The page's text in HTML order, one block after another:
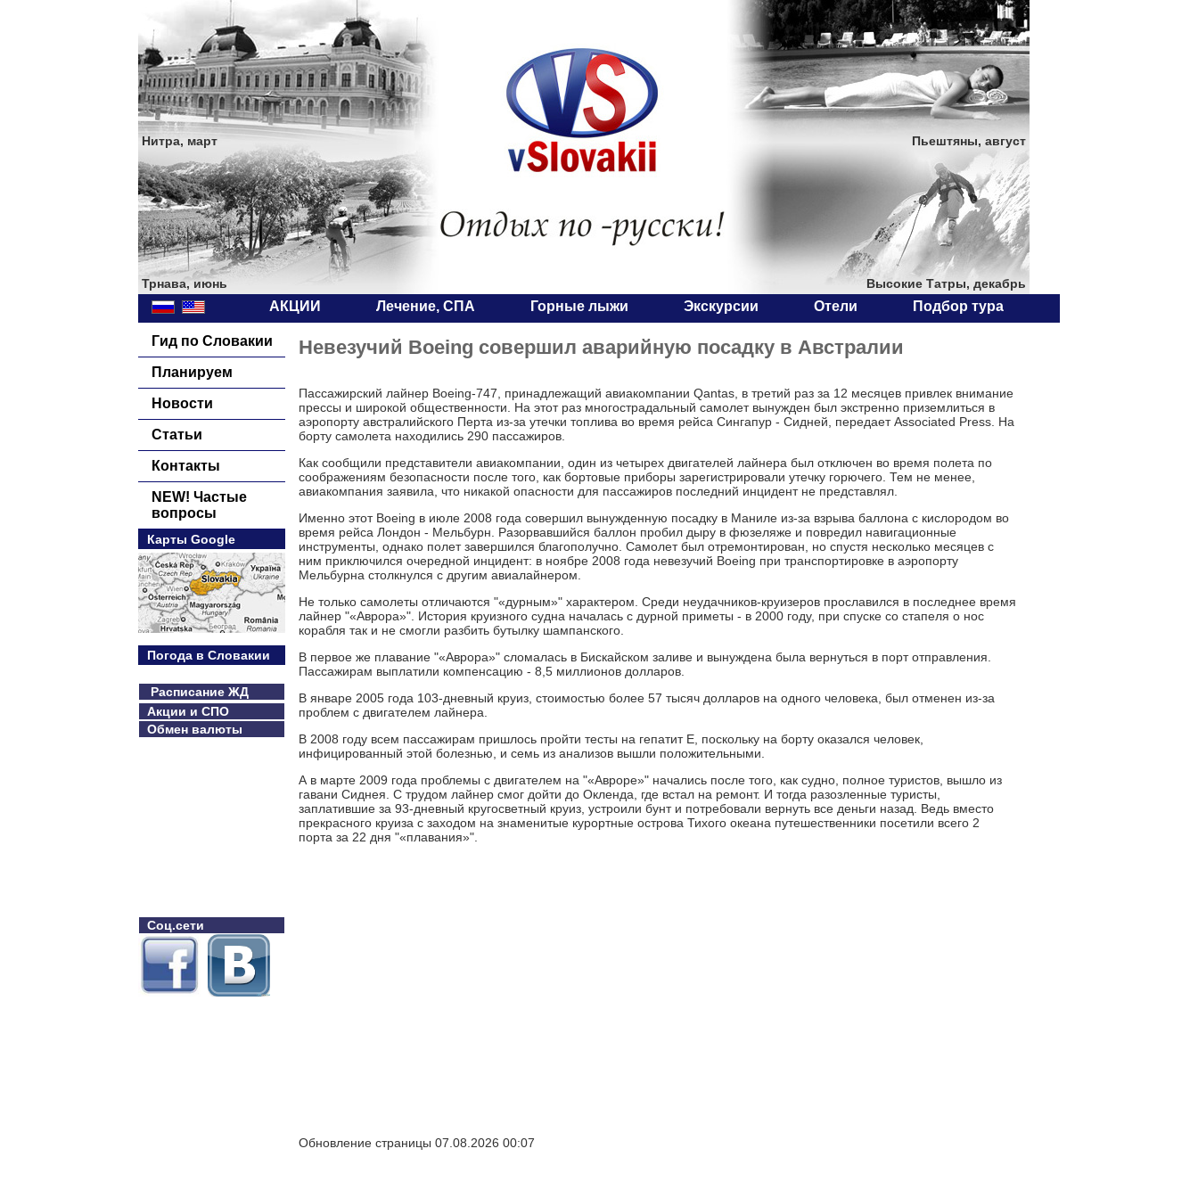
Нитра, март
Трнава, июнь
Пьештяны, август
Высокие Татры, декабрь
АКЦИИ Лечение, СПА Горные лыжи Экскурсии Отели Подбор тура
Гид по Словакии
Планируем
Новости
Статьи
Контакты
NEW! Частые
вопросы
Карты Google
Погода в Словакии
Расписание ЖД
Акции и СПО
Обмен валюты
Соц.сети
Невезучий Boeing совершил аварийную посадку в Австралии
Пассажирский лайнер Boeing-747, принадлежащий авиакомпании Qantas, в третий раз за 12 месяцев привлек внимание
прессы и широкой общественности. На этот раз многострадальный самолет вынужден был экстренно приземлиться в
аэропорту австралийского Перта из-за утечки топлива во время рейса Сингапур - Сидней, передает Associated Press. На
борту самолета находились 290 пассажиров.
Как сообщили представители авиакомпании, один из четырех двигателей лайнера был отключен во время полета по
соображениям безопасности после того, как бортовые приборы зарегистрировали утечку горючего. Тем не менее,
авиакомпания заявила, что никакой опасности для пассажиров последний инцидент не представлял.
Именно этот Boeing в июле 2008 года совершил вынужденную посадку в Маниле из-за взрыва баллона с кислородом во
время рейса Лондон - Мельбурн. Разорвавшийся баллон пробил дыру в фюзеляже и повредил навигационные
инструменты, однако полет завершился благополучно. Самолет был отремонтирован, но спустя несколько месяцев с
ним приключился очередной инцидент: в ноябре 2008 года невезучий Boeing при транспортировке в аэропорту
Мельбурна столкнулся с другим авиалайнером.
Не только самолеты отличаются "«дурным»" характером. Среди неудачников-круизеров прославился в последнее время
лайнер "«Аврора»". История круизного судна началась с дурной приметы - в 2000 году, при спуске со стапеля о нос
корабля так и не смогли разбить бутылку шампанского.
В первое же плавание "«Аврора»" сломалась в Бискайском заливе и вынуждена была вернуться в порт отправления.
Пассажирам выплатили компенсацию - 8,5 миллионов долларов.
В январе 2005 года 103-дневный круиз, стоимостью более 57 тысяч долларов на одного человека, был отменен из-за
проблем с двигателем лайнера.
В 2008 году всем пассажирам пришлось пройти тесты на гепатит Е, поскольку на борту оказался человек,
инфицированный этой болезнью, и семь из анализов вышли положительными.
А в марте 2009 года проблемы с двигателем на "«Авроре»" начались после того, как судно, полное туристов, вышло из
гавани Сиднея. С трудом лайнер смог дойти до Окленда, где встал на ремонт. И тогда разозленные туристы,
заплатившие за 93-дневный кругосветный круиз, устроили бунт и потребовали вернуть все деньги назад. Ведь вместо
прекрасного круиза с заходом на знаменитые курортные острова Тихого океана путешественники посетили всего 2
порта за 22 дня "«плавания»".
Обновление страницы 07.08.2026 00:07